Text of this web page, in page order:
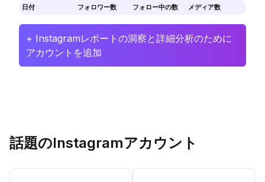
日付 フォロワー数 フォロー中の数 メディア数
+ Instagramレポートの洞察と詳細分析のために
アカウントを追加
話題のInstagramアカウント